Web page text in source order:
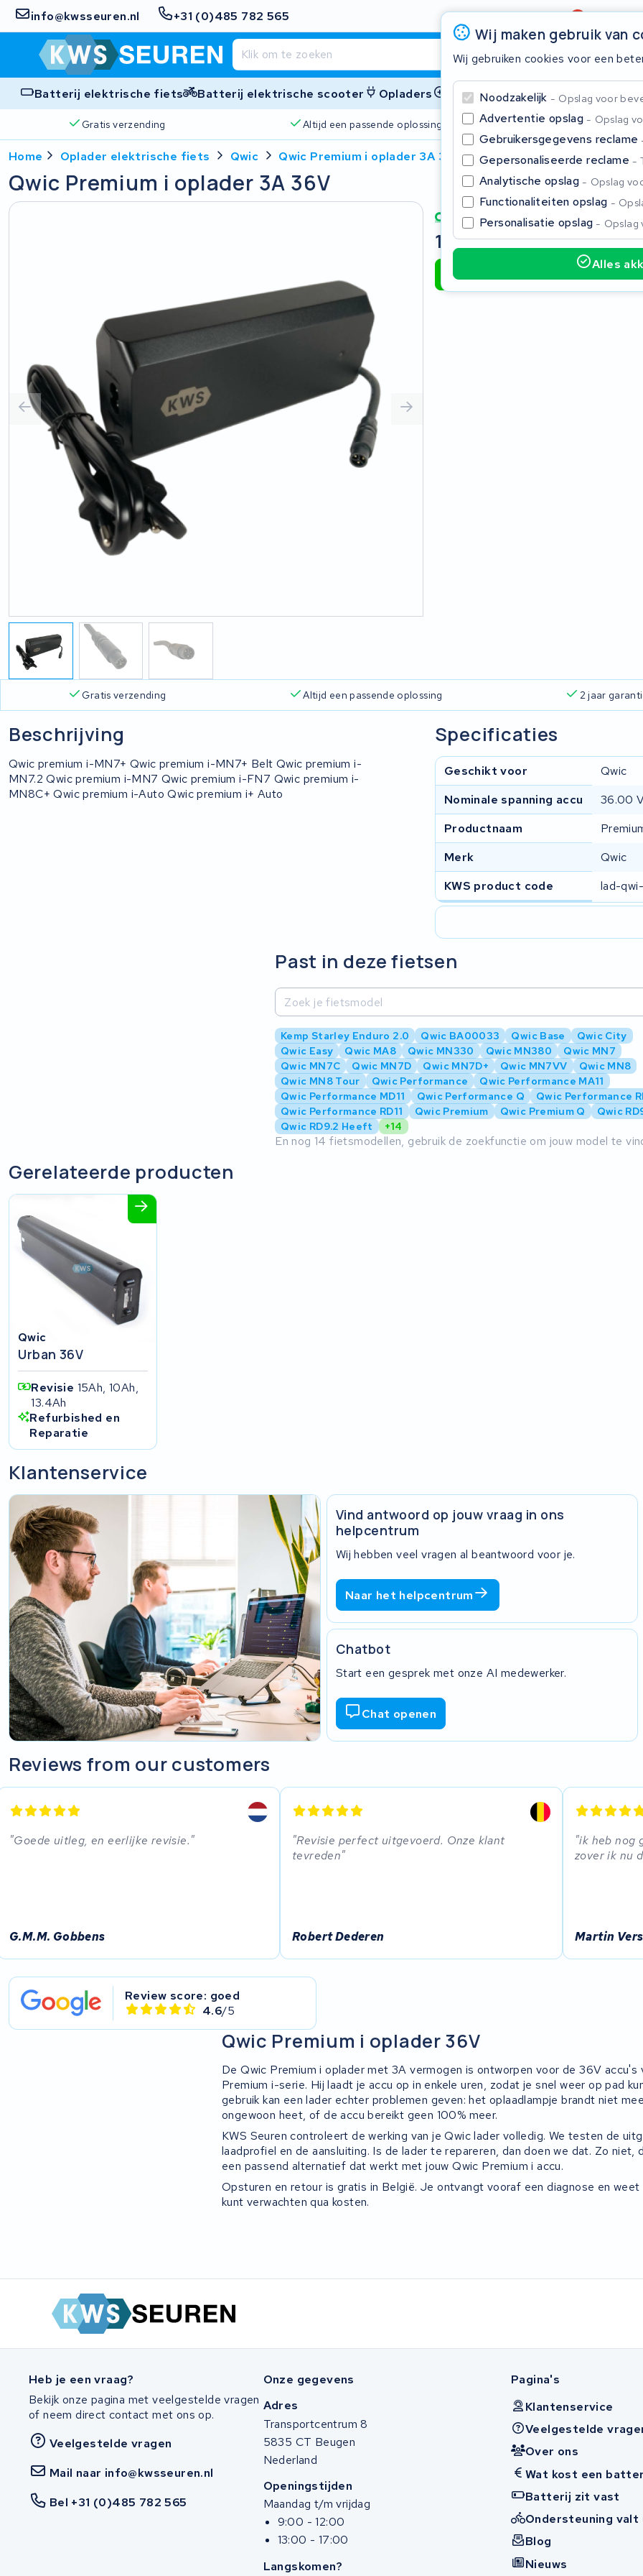
info@kwsseuren.nl +31 (0)485 782 565 Beoordeling4,6/5
Batterij elektrische fiets Batterij elektrische scooter Opladers Accessoires
Gratis verzending Altijd een passende oplossing 2 jaar
Wij maken gebruik van
Wij gebruiken cookies voor een
Noodzakelijk Opslag voor
Advertentie opslag Opslag
Gebruikersgegevens reclame
Gepersonaliseerde reclame
Analytische opslag Opslag
Functionaliteiten opslag
Personalisatie opslag Opslag
Alles
Home Oplader elektrische fiets Qwic Qwic Premium i oplader 3A 36V
Qwic Premium i oplader 3A 36V
125,00Incl. BTW
Gratis verzending Altijd een passende oplossing 2 jaar
Beschrijving
Qwic premium i-MN7+ Qwic premium i-MN7+ Belt Qwic premium i-
MN7.2 Qwic premium i-MN7 Qwic premium i-FN7 Qwic premium i-
MN8C+ Qwic premium i-Auto Qwic premium i+ Auto
Specificaties
Geschikt voor
Qwic
Nominale spanning accu
36.00
Productnaam
Merk
Qwic
KWS product code
lad-
Past in deze fietsen
Kemp Starley Enduro 2.0 Qwic BA00033 Qwic Base
Qwic City
Qwic Easy
Qwic MA8 Qwic MN330 Qwic MN380
Qwic MN7
Qwic MN7C
Qwic MN7D Qwic MN7D+ Qwic MN7VV
Qwic MN8
Qwic MN8 Tour
Qwic Performance
Qwic Performance MA11
Qwic Performance MD11
Qwic Performance Q
Qwic Performance
Qwic Performance RD11
Qwic Premium Qwic Premium Q
Qwic
Qwic RD9.2 Heeft
+14
En nog 14 fietsmodellen, gebruik de zoekfunctie om jouw model te
Gerelateerde producten
Qwic
Urban 36V
Revisie 15Ah, 10Ah,
13.4Ah
Refurbished en
Reparatie
Klantenservice
Vind antwoord op jouw vraag in ons
helpcentrum
Wij hebben veel vragen al beantwoord voor je.
Naar het helpcentrum
Chatbot
Start een gesprek met onze AI medewerker.
Chat openen
Reviews from our customers
Goede uitleg, en eerlijke revisie.
G.M.M. Gobbens
Revisie perfect uitgevoerd. Onze klant
tevreden
Robert Dederen
ik heb nog
zover ik nu
Martin
Review score: goed
4.6/5
Qwic Premium i oplader 36V
De Qwic Premium i oplader met 3A vermogen is ontworpen voor de 36V accu's
Premium i-serie. Hij laadt je accu op in enkele uren, zodat je snel weer op pad
gebruik kan een lader echter problemen geven: het oplaadlampje brandt niet
ongewoon heet, of de accu bereikt geen 100% meer.
KWS Seuren controleert de werking van je Qwic lader volledig. We testen de
laadprofiel en de aansluiting. Is de lader te repareren, dan doen we dat. Zo niet,
een passend alternatief dat werkt met jouw Qwic Premium i accu.
Opsturen en retour is gratis in België. Je ontvangt vooraf een diagnose en
kunt verwachten qua kosten.
Heb je een vraag?
Bekijk onze pagina met veelgestelde vragen
of neem direct contact met ons op.
Veelgestelde vragen
Mail naar info@kwsseuren.nl
Bel +31 (0)485 782 565
Onze gegevens
Adres
Transportcentrum 8
5835 CT Beugen
Nederland
Openingstijden
Maandag t/m vrijdag
9:00 - 12:00
13:00 - 17:00
Langskomen?
Pagina's
Klantenservice
Veelgestelde
Over ons
Wat kost een
Batterij zit vast
Ondersteuning valt
Blog
Nieuws
Begin te typen in de zoekbalk om te zoeken